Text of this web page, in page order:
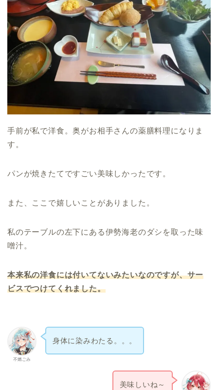
手前が私で洋食。奥がお相手さんの薬膳料理になりま
す。
パンが焼きたてですごい美味しかったです。
また、ここで嬉しいことがありました。
私のテーブルの左下にある伊勢海老のダシを取った味
噌汁。
本来私の洋食には付いてないみたいなのですが、サー
ビスでつけてくれました。
不燃ごみ
身体に染みわたる。。。
美味しいね～